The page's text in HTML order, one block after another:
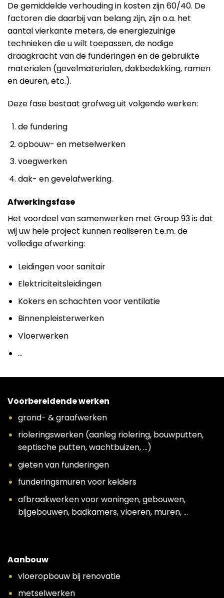
De gemiddelde verhouding in kosten zijn 60/40. De
factoren die daarbij van belang zijn, zijn o.a. het
aantal vierkante meters, de energiezuinige
technieken die u wilt toepassen, de nodige
draagkracht van de funderingen en de gebruikte
materialen (gevelmaterialen, dakbedekking, ramen
en deuren, etc.).
Deze fase bestaat grofweg uit volgende werken:
de fundering
opbouw- en metselwerken
voegwerken
dak- en gevelafwerking.
Afwerkingsfase
Het voordeel van samenwerken met Group 93 is dat
wij uw hele project kunnen realiseren t.e.m. de
volledige afwerking:
Leidingen voor sanitair
Elektriciteitsleidingen
Kokers en schachten voor ventilatie
Binnenpleisterwerken
Vloerwerken
…
Voorbereidende werken
grond- & graafwerken
rioleringswerken (aanleg riolering, bouwputten,
septische putten, wachtbuizen, …)
gieten van funderingen
funderingsmuren voor kelders
afbraakwerken voor woningen, gebouwen,
bijgebouwen, badkamers, vloeren, muren, …
Aanbouw
vloeropbouw bij renovatie
metselwerken